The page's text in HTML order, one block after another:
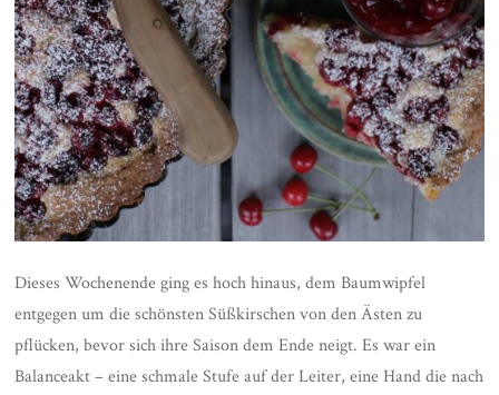
Dieses Wochenende ging es hoch hinaus, dem Baumwipfel
entgegen um die schönsten Süßkirschen von den Ästen zu
pflücken, bevor sich ihre Saison dem Ende neigt. Es war ein
Balanceakt – eine schmale Stufe auf der Leiter, eine Hand die nach